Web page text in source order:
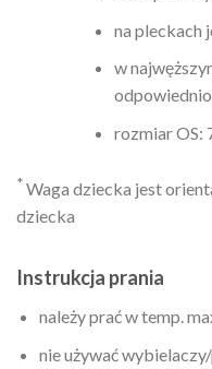
na pleckach
w
rozmiar OS:
*Waga dziecka jest
dziecka
Instrukcja prania
należy prać w temp.
nie używać